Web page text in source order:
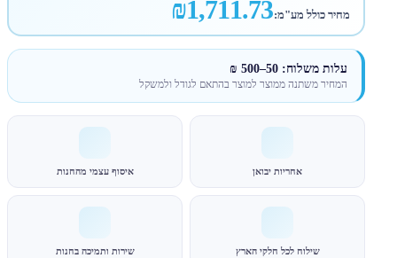
מחיר כולל מע"מ:₪1,711.73
עלות משלוח: 50–500 ₪
המחיר משתנה ממוצר למוצר בהתאם לגודל ולמשקל
אחריות יבואן איסוף עצמי מהחנות
שילוח לכל חלקי הארץ שירות ותמיכה בחנות